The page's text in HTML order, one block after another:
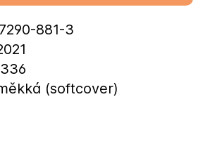
881-3
(softcover)